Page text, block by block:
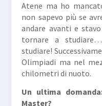
Atene ma ho
non sapevo più se
andare avanti e
tornare a
studiare!
Olimpiadi ma nel
chilometri di nuoto.
Un ultima
Master?